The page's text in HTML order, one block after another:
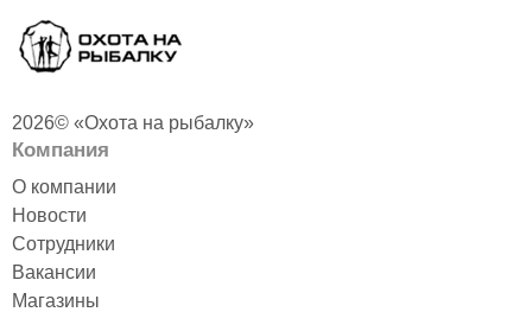
2026© «Охота на рыбалку»
Компания
О компании
Новости
Сотрудники
Вакансии
Магазины